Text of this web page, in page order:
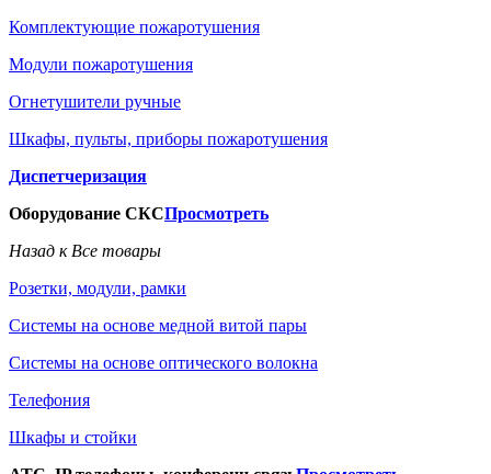
Комплектующие пожаротушения
Модули пожаротушения
Огнетушители ручные
Шкафы, пульты, приборы пожаротушения
Диспетчеризация
Оборудование СКСПросмотреть
Назад к Все товары
Розетки, модули, рамки
Системы на основе медной витой пары
Системы на основе оптического волокна
Телефония
Шкафы и стойки